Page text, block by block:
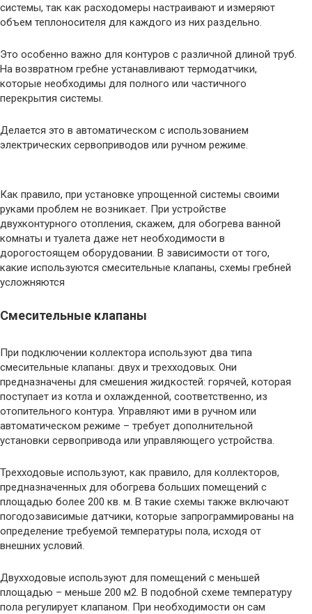
системы, так как расходомеры настраивают и измеряют
объем теплоносителя для каждого из них раздельно.
Это особенно важно для контуров с различной длиной труб.
На возвратном гребне устанавливают термодатчики,
которые необходимы для полного или частичного
перекрытия системы.
Делается это в автоматическом с использованием
электрических сервоприводов или ручном режиме.
Как правило, при установке упрощенной системы своими
руками проблем не возникает. При устройстве
двухконтурного отопления, скажем, для обогрева ванной
комнаты и туалета даже нет необходимости в
дорогостоящем оборудовании. В зависимости от того,
какие используются смесительные клапаны, схемы гребней
усложняются
Смесительные клапаны
При подключении коллектора используют два типа
смесительные клапаны: двух и трехходовых. Они
предназначены для смешения жидкостей: горячей, которая
поступает из котла и охлажденной, соответственно, из
отопительного контура. Управляют ими в ручном или
автоматическом режиме – требует дополнительной
установки сервопривода или управляющего устройства.
Трехходовые используют, как правило, для коллекторов,
предназначенных для обогрева больших помещений с
площадью более 200 кв. м. В такие схемы также включают
погодозависимые датчики, которые запрограммированы на
определение требуемой температуры пола, исходя от
внешних условий.
Двухходовые используют для помещений с меньшей
площадью – меньше 200 м2. В подобной схеме температуру
пола регулирует клапаном. При необходимости он сам